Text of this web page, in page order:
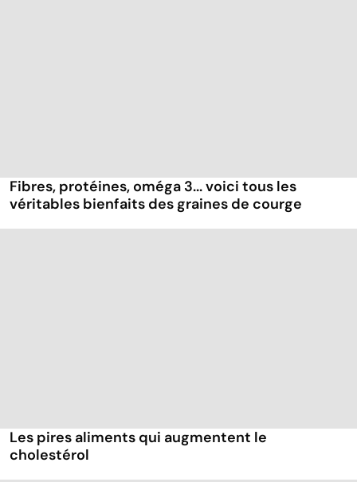
Fibres, protéines, oméga 3... voici tous les
véritables bienfaits des graines de courge
Les pires aliments qui augmentent le
cholestérol